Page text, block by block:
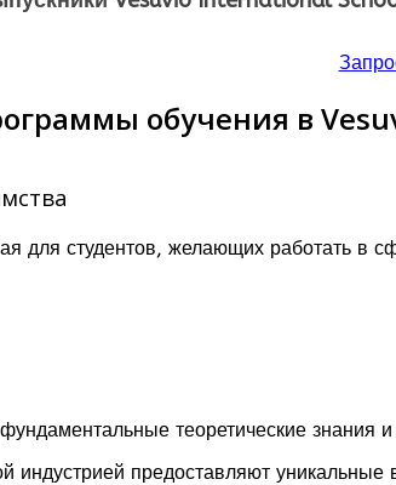
обучения в
для студентов, желающих работать в
теоретические знания
индустрией предоставляют уникальные